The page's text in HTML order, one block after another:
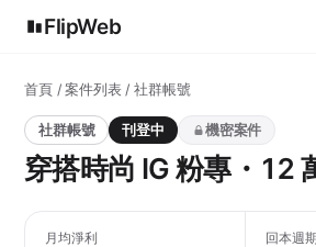
FlipWeb
首頁/案件列表/ 社群帳號
社群帳號 刊登中 機密案件
穿搭時尚 IG 粉專・12
月均淨利 回本週期